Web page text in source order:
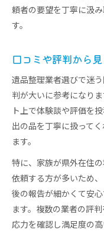
遺品整理
形見分け
遺品の仕
頼者の要望を丁寧に汲
す。
口コミや評判から
遺品整理業者選びで迷
判が大いに参考になり
ト上で体験談や評価を
出の品を丁寧に扱って
ます。
特に、家族が県外在住
依頼する方が多いため
後の報告が細かくて安
ます。複数の業者の評
応力を確認し満足度の